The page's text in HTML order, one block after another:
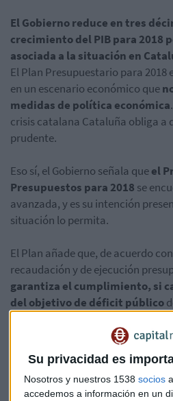
Su privacidad es
Nosotros y nuestros 1538 socios
accedemos a información en un
El Gobierno reduce en tres
crecimiento del PIB para 2018
asociada a la situación en
El Plan Presupuestario para 2018
en un escenario económico que
medidas de política económica
crisis catalana Cataluña obliga a
prudente.
Eso sí, el Gobierno señala queel
Presupuestos para 2018 se
avanzada, y es su intención
situación lo permita.
El Plan añade que, de acuerdo
recaudación y de ejecución
garantiza el cumplimiento, si
del objetivo de déficit público
El Gobierno una ligera
crecimiento del empleo pero
en el 17,2 % de la población
en 2018.